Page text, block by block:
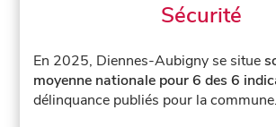
Sécurité
En 2025, Diennes-Aubigny se situe
moyenne nationale pour 6 des 6
délinquance publiés pour la commune.